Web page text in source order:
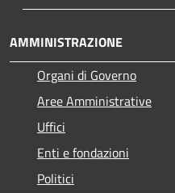
AMMINISTRAZIONE
Organi di Governo
Aree Amministrative
Uffici
Enti e fondazioni
Politici